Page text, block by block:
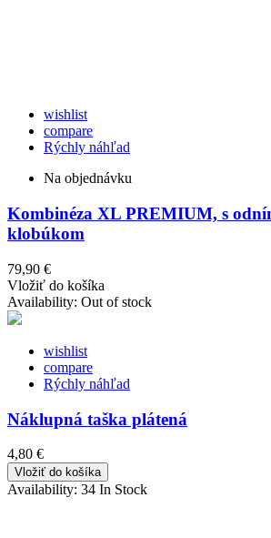
wishlist
compare
Rýchly náhľad
Na objednávku
Kombinéza XL PREMIUM, s
klobúkom
79,90 €
Vložiť do košíka
Availability: Out of stock
wishlist
compare
Rýchly náhľad
Náklupná taška plátená
4,80 €
Vložiť do košíka
Availability: 34 In Stock